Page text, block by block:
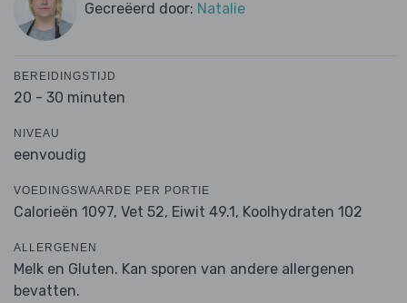
Gecreëerd door: Natalie
BEREIDINGSTIJD
20 - 30 minuten
NIVEAU
eenvoudig
VOEDINGSWAARDE PER PORTIE
Calorieën 1097, Vet 52, Eiwit 49.1, Koolhydraten 102
ALLERGENEN
Melk en Gluten. Kan sporen van andere allergenen
bevatten.